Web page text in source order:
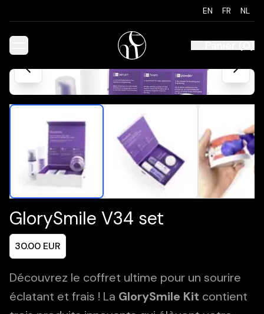
EN FR NL
Panier(0)
GlorySmile V34 set
30.00 EUR
Découvrez le coffret ultime pour un sourire
éclatant et frais ! La GlorySmile Kit contient